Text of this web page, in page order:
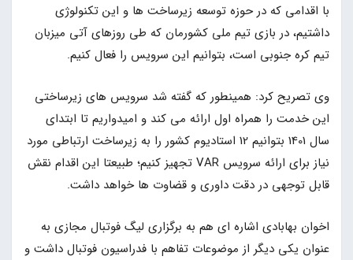
با اقدامی که در حوزه توسعه زیرساخت ها و این تکنولوژی
داشتیم، در بازی تیم ملی کشورمان که طی روزهای آتی میزبان
تیم کره جنوبی است، بتوانیم این سرویس را فعال کنیم.
وی تصریح کرد: همینطور که گفته شد سرویس های زیرساختی
این خدمت را همراه اول ارائه می کند و امیدواریم تا ابتدای
سال 1401 بتوانیم 12 استادیوم کشور را به زیرساخت ارتباطی مورد
نیاز برای ارائه سرویس VAR تجهیز کنیم؛ طبیعتا این اقدام نقش
قابل توجهی در دقت داوری و قضاوت ها خواهد داشت.
اخوان بهابادی اشاره ای هم به برگزاری لیگ فوتبال مجازی به
عنوان یکی دیگر از موضوعات تفاهم با فدراسیون فوتبال داشت و